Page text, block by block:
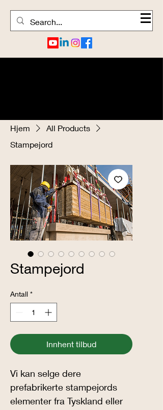
Hjem
All Products
Stampejord
Stampejord
Antall *
Innhent tilbud
Vi kan selge dere
prefabrikerte stampejords
elementer fra Tyskland eller